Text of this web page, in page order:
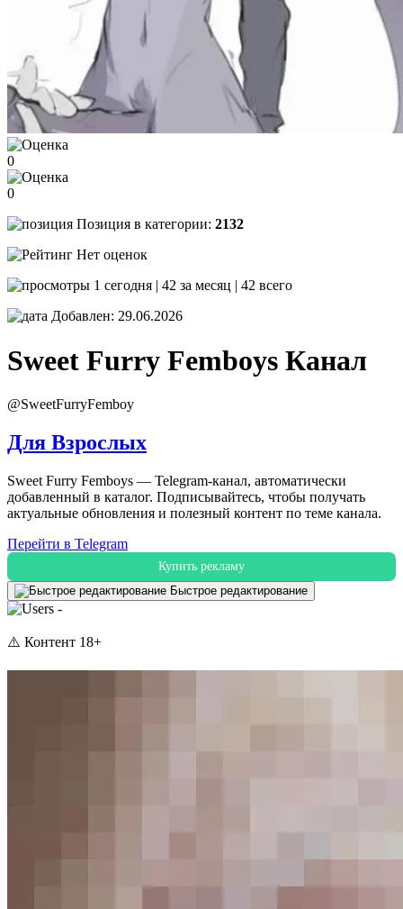
0
0
Позиция в категории: 2132
Нет оценок
1 сегодня | 42 за месяц | 42 всего
Добавлен: 29.06.2026
Sweet Furry Femboys Канал
@SweetFurryFemboy
Для Взрослых
Sweet Furry Femboys — Telegram-канал, автоматически
добавленный в каталог. Подписывайтесь, чтобы получать
актуальные обновления и полезный контент по теме канала.
Перейти в Telegram
Купить рекламу
Быстрое редактирование
-
⚠️ Контент 18+